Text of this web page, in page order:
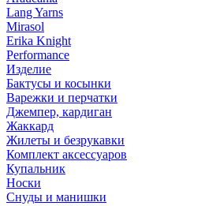
Lang Yarns
Mirasol
Erika Knight
Performance
Изделие
Бактусы и косынки
Варежки и перчатки
Джемпер, кардиган
Жаккард
Жилеты и безрукавки
Комплект аксессуаров
Купальник
Носки
Снуды и манишки